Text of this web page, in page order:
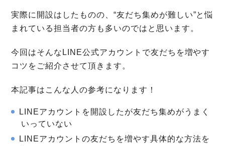
実際に開設はしたものの、“友だち集めが難しい”と悩
まれている担当者の方も多いのではと思います。
今回はそんなLINE公式アカウントで友だちを増やす
コツをご紹介させて頂きます。
本記事はこんな人の参考になります！
LINEアカウントを開設したが友だち集めがうまく
いっていない
LINEアカウントの友だちを増やす具体的な方法を